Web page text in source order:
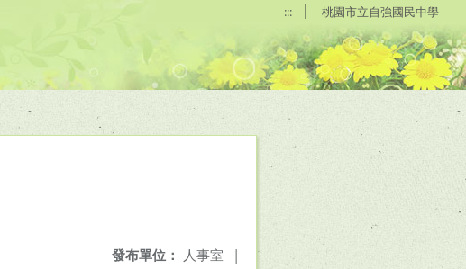
::: 桃園市立自強國民中學
發布單位： 人事室 |